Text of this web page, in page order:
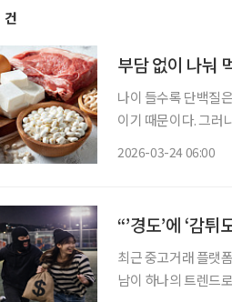
건
부담 없이 나눠
나이 들수록 단백질
이기 때문이다. 그러
2026-03-24 06:00
“’경도’에 ‘감
최근 중고거래 플랫
남이 하나의 트렌드